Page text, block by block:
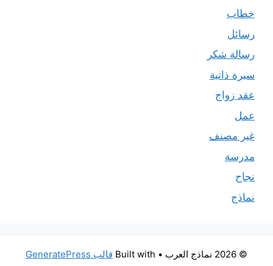
خطاب
رسائل
رسالة شكر
سيرة ذاتية
عقد زواج
عمل
غير مصنف
مدرسة
نجاح
نماذج
© 2026 نماذج العرب • Built with قالب GeneratePress